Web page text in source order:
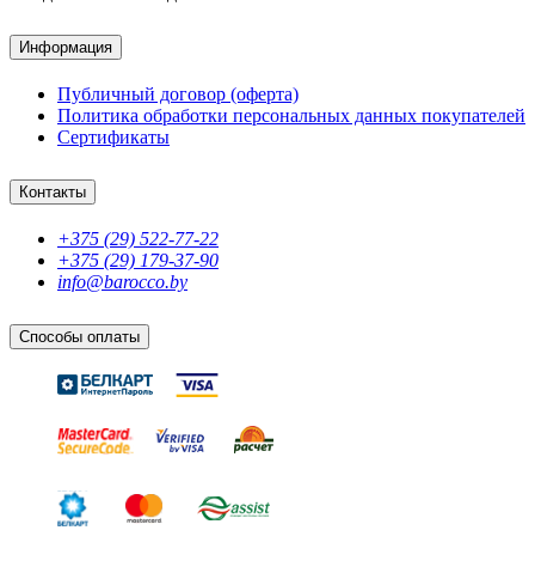
Информация
Публичный договор (оферта)
Политика обработки персональных данных покупателей
Сертификаты
Контакты
+375 (29) 522-77-22
+375 (29) 179-37-90
info@barocco.by
Способы оплаты